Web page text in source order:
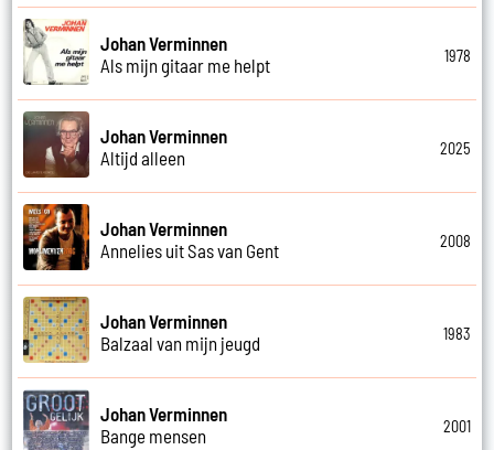
Johan Verminnen
Als mijn gitaar me helpt
1978
Johan Verminnen
Altijd alleen
2025
Johan Verminnen
Annelies uit Sas van Gent
2008
Johan Verminnen
Balzaal van mijn jeugd
1983
Johan Verminnen
Bange mensen
2001